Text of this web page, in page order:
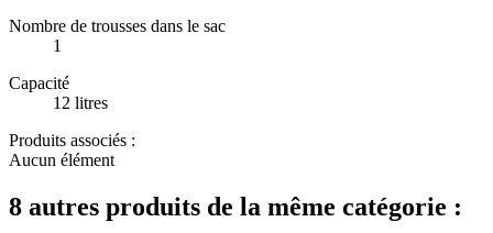
Nombre de trousses dans le sac
1
Capacité
12 litres
Produits associés :
Aucun élément
8 autres produits de la même catégorie :